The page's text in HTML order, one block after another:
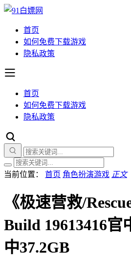
首页
如何免费下载游戏
隐私政策
首页
如何免费下载游戏
隐私政策
当前位置： 首页 角色扮演游戏 正文
《极速营救/
Build 19613416官
中37.2GB